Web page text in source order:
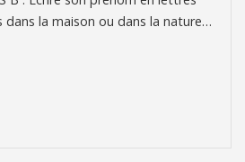
la maison ou dans la nature…